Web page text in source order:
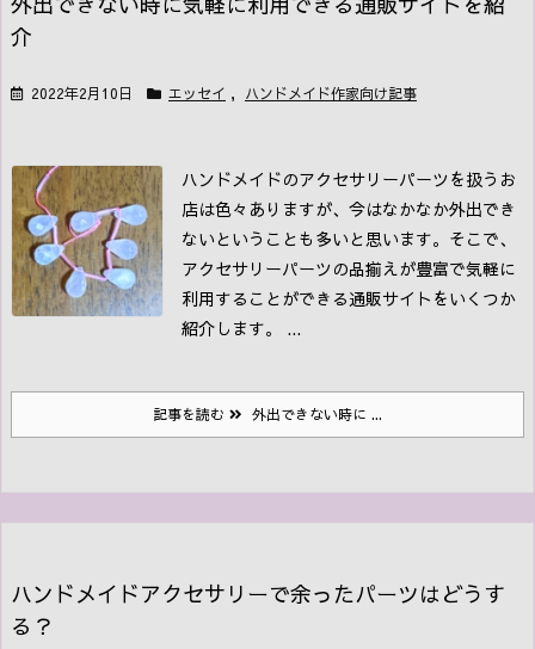
介
2022年2月10日 エッセイ , ハンドメイド作家向け記事
ハンドメイドのアクセサリーパーツを扱うお
店は色々ありますが、今はなかなか外出でき
ないということも多いと思います。 そこで、
アクセサリーパーツの品揃えが豊富で気軽に
利用することができる通販サイトをいくつか
紹介します。 ...
記事を読む 外出できない時に ...
ハンドメイドアクセサリーで余ったパーツはどうす
る？